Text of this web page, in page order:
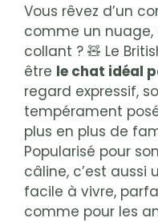
Vous rêvez d’un
comme un
collant ? 🧸 Le
être le chat idéal
regard expressif,
tempérament
plus en plus de
Popularisé pour
câline, c’est
facile à vivre,
comme pour les